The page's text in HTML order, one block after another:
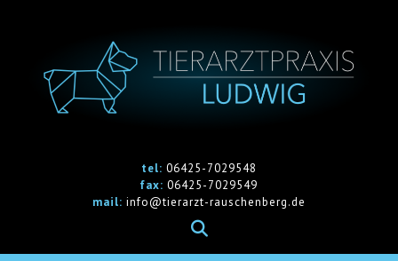
tel: 06425-7029548
fax: 06425-7029549
mail: info@tierarzt-rauschenberg.de